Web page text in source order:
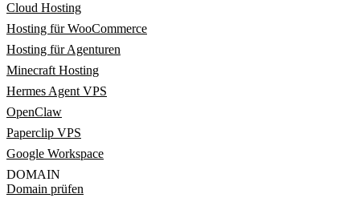
Cloud Hosting
Hosting für WooCommerce
Hosting für Agenturen
Minecraft Hosting
Hermes Agent VPS
OpenClaw
Paperclip VPS
Google Workspace
DOMAIN
Domain prüfen